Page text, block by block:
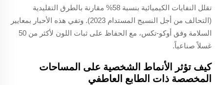
تقلل النفايات الكيميائية بنسبة 58% مقارنة بالطرق التقليدية
(التحالف من أجل النسيج المستدام 2023). وتفي هذه الأحبار بمعايير
السلامة وفق أوكو-تكس، مع الحفاظ على ثبات اللون لأكثر من 50
غسلاً صناعياً.
كيف تؤثر الأنماط الشخصية على المساحات
المخصصة ذات الطابع العاطفي